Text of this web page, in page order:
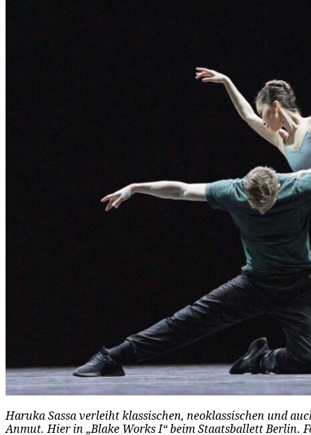
Haruka Sassa verleiht klassischen, neoklassischen und
Anmut. Hier in „Blake Works I“ beim Staatsballett Berlin.